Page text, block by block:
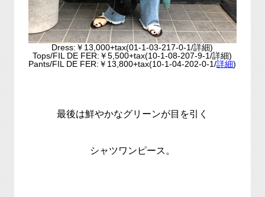
Dress:￥13,000+tax(01-1-03-217-0-1/詳細)
Tops/FIL DE FER:￥5,500+tax(10-1-08-207-9-1/詳細)
Pants/FIL DE FER:￥13,800+tax(10-1-04-202-0-1/詳細)
最後は鮮やかなグリーンが目を引く
シャツワンピース。